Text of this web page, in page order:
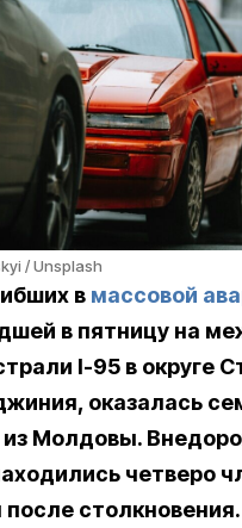
/ Unsplash
в массовой
в пятницу на
I-95 в округе
оказалась
Молдовы.
четверо
после